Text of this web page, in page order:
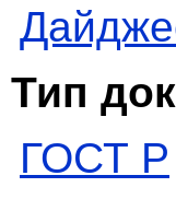
Тип
ГОСТ Р